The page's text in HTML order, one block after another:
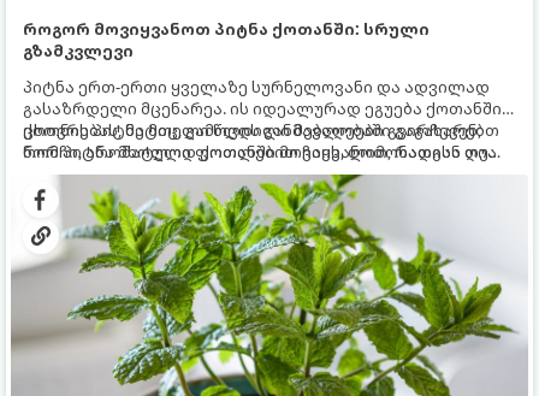
როგორ მოვიყვანოთ პიტნა ქოთანში: სრული
გზამკვლევი
პიტნა ერთ-ერთი ყველაზე სურნელოვანი და ადვილად
გასაზრდელი მცენარეა. ის იდეალურად ეგუება ქოთანში
ცხოვრებას, მეტიც, გამოცდილი მებაღეები გვირჩევენ,
რომ პიტნა მხოლოდ ქოთანში მოვიყვანოთ, რადგან ღია
გრუნტში (ბაღში) დარგვისას ის ფესვებით ძალიან
სწრაფად ვრცელდება და სხვა მცენარეებს ავიწროებს.
ქოთნის პიტნა მთელი წლის განმავლობაში გაგახარებთ
ნორჩი, არომატული ფოთლებით ჩაის, ლიმონათისა თუ
კერძებისთვის.